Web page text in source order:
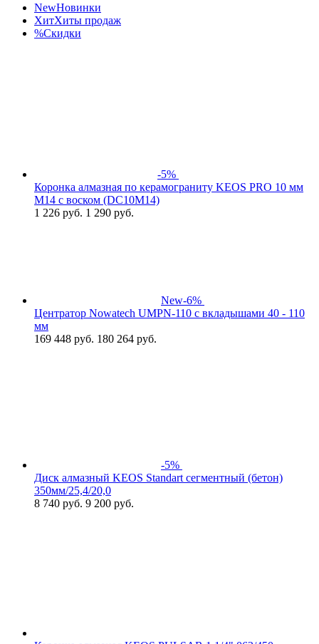
NewНовинки
ХитХиты продаж
%Скидки
-5%
Коронка алмазная по керамограниту KEOS PRO 10 мм
M14 с воском (DC10M14)
1 226 руб. 1 290 руб.
New-6%
Центратор Nowatech UMPN-110 с вкладышами 40 - 110
мм
169 448 руб. 180 264 руб.
-5%
Диск алмазный KEOS Standart сегментный (бетон)
350мм/25,4/20,0
8 740 руб. 9 200 руб.